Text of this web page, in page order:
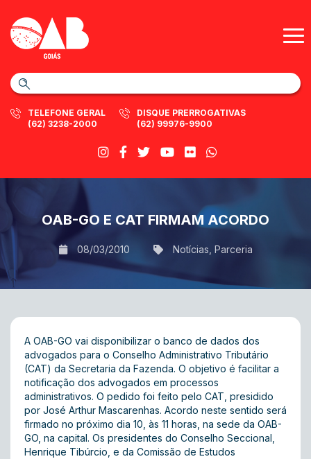
TELEFONE GERAL
(62) 3238-2000
DISQUE PRERROGATIVAS
(62) 99976-9900
OAB-GO E CAT FIRMAM ACORDO
08/03/2010 Notícias Parceria
A OAB-GO vai disponibilizar o banco de dados dos
advogados para o Conselho Administrativo Tributário
(CAT) da Secretaria da Fazenda. O objetivo é facilitar a
notificação dos advogados em processos
administrativos. O pedido foi feito pelo CAT, presidido
por José Arthur Mascarenhas. Acordo neste sentido será
firmado no próximo dia 10, às 11 horas, na sede da OAB-
GO, na capital. Os presidentes do Conselho Seccional,
Henrique Tibúrcio, e da Comissão de Estudos